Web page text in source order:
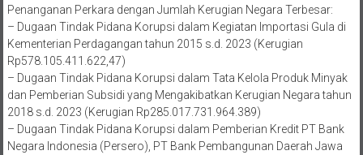
Penanganan Perkara dengan Jumlah Kerugian Negara Terbesar:
– Dugaan Tindak Pidana Korupsi dalam Kegiatan Importasi Gula di
Kementerian Perdagangan tahun 2015 s.d. 2023 (Kerugian
Rp578.105.411.622,47)
– Dugaan Tindak Pidana Korupsi dalam Tata Kelola Produk Minyak
dan Pemberian Subsidi yang Mengakibatkan Kerugian Negara tahun
2018 s.d. 2023 (Kerugian Rp285.017.731.964.389)
– Dugaan Tindak Pidana Korupsi dalam Pemberian Kredit PT Bank
Negara Indonesia (Persero), PT Bank Pembangunan Daerah Jawa